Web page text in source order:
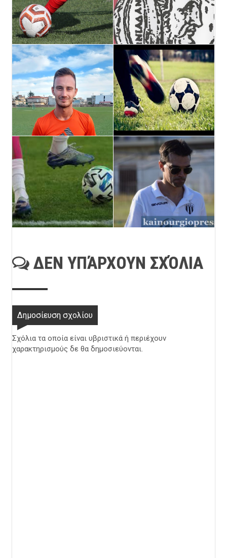
ΔΕΝ ΥΠΆΡΧΟΥΝ ΣΧΌΛΙΑ
Δημοσίευση σχολίου
Σχόλια τα οποία είναι υβριστικά ή περιέχουν
χαρακτηρισμούς δε θα δημοσιεύονται.